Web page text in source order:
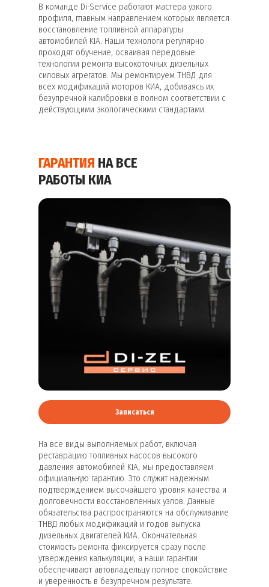
В команде Di-Service работают мастера узкого
профиля, главным направлением которых является
восстановление топливной аппаратуры
автомобилей KIA. Наши технологи регулярно
проходят обучение, осваивая передовые
технологии ремонта высокоточных дизельных
силовых агрегатов. Мы ремонтируем ТНВД для
всех модификаций моторов КИА, добиваясь их
безупречной калибровки в полном соответствии с
действующими экологическими стандартами.
На все виды выполняемых работ, включая
реставрацию топливных насосов высокого
давления автомобилей KIA, мы предоставляем
официальную гарантию. Это служит надежным
подтверждением высочайшего уровня качества и
долговечности восстановленных узлов. Данные
обязательства распространяются на обслуживание
ТНВД любых модификаций и годов выпуска
дизельных двигателей КИА. Окончательная
стоимость ремонта фиксируется сразу после
утверждения калькуляции, а наши гарантии
обеспечивают автовладельцу полное спокойствие
и уверенность в безупречном результате.
ГАРАНТИЯ НА ВСЕ
РАБОТЫ КИА
Записаться